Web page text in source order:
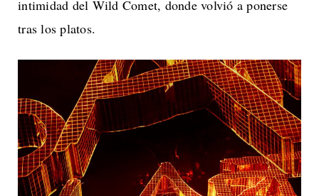
intimidad del Wild Comet, donde volvió a ponerse
tras los platos.